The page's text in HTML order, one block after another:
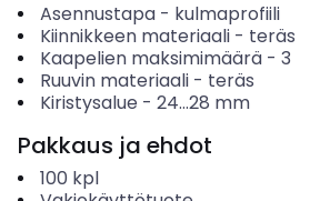
Asennustapa- kulmaprofiili
Kiinnikkeen materiaali- teräs
Kaapelien maksimimäärä- 3
Ruuvin materiaali- teräs
Kiristysalue - 24...28 mm
Pakkaus ja ehdot
100 kpl